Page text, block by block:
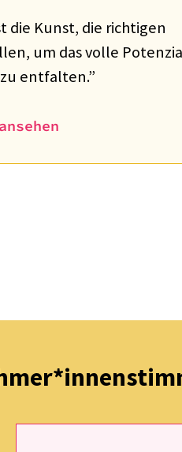
die Kunst, die rich­ti­gen
um das volle
entfal­ten.”